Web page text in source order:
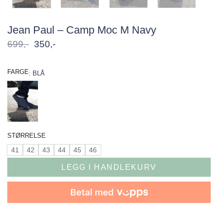
Jean Paul – Camp Moc M Navy
699,- Opprinnelig
699,-.
350,-Nåværende
FARGE: BLÅ
STØRRELSE
41 42 43 44 45 46
LEGG I HANDLEKURV